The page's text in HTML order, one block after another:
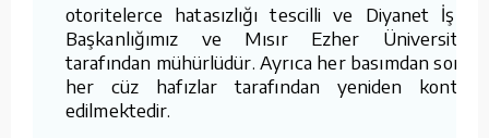
otoritelerce hatasızlığı tescilli ve Diyanet İşleri
Başkanlığımız ve Mısır Ezher Üniversitesi
tarafından mühürlüdür. Ayrıca her basımdan sonra
her cüz hafızlar tarafından yeniden kontrol
edilmektedir.